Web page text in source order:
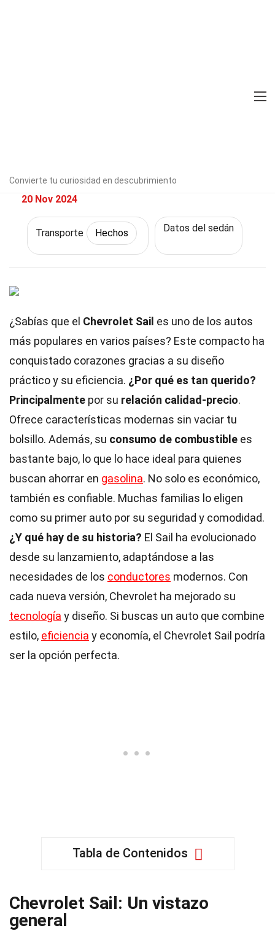
Convierte tu curiosidad en descubrimiento
39 Hechos Sobre Chevrolet Sail
Gormley
Publicado:
20 Nov 2024
Transporte Hechos Datos del sedán
¿Sabías que el Chevrolet Sail es uno de los autos
más populares en varios países? Este compacto ha
conquistado corazones gracias a su diseño
práctico y su eficiencia. ¿Por qué es tan querido?
Principalmente por su relación calidad-precio.
Ofrece características modernas sin vaciar tu
bolsillo. Además, su consumo de combustible es
bastante bajo, lo que lo hace ideal para quienes
buscan ahorrar en gasolina. No solo es económico,
también es confiable. Muchas familias lo eligen
como su primer auto por su seguridad y comodidad.
¿Y qué hay de su historia? El Sail ha evolucionado
desde su lanzamiento, adaptándose a las
necesidades de los conductores modernos. Con
cada nueva versión, Chevrolet ha mejorado su
tecnología y diseño. Si buscas un auto que combine
estilo, eficiencia y economía, el Chevrolet Sail podría
ser la opción perfecta.
Tabla de Contenidos
Chevrolet Sail: Un vistazo
general